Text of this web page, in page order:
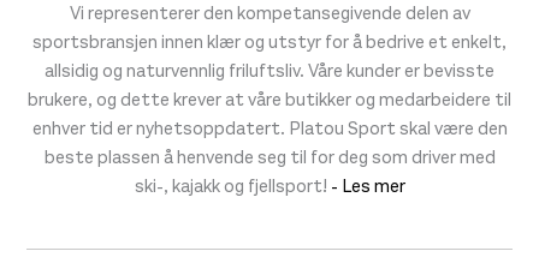
Vi representerer den kompetansegivende delen av
sportsbransjen innen klær og utstyr for å bedrive et enkelt,
allsidig og naturvennlig friluftsliv. Våre kunder er bevisste
brukere, og dette krever at våre butikker og medarbeidere til
enhver tid er nyhetsoppdatert. Platou Sport skal være den
beste plassen å henvende seg til for deg som driver med
ski-, kajakk og fjellsport! - Les mer